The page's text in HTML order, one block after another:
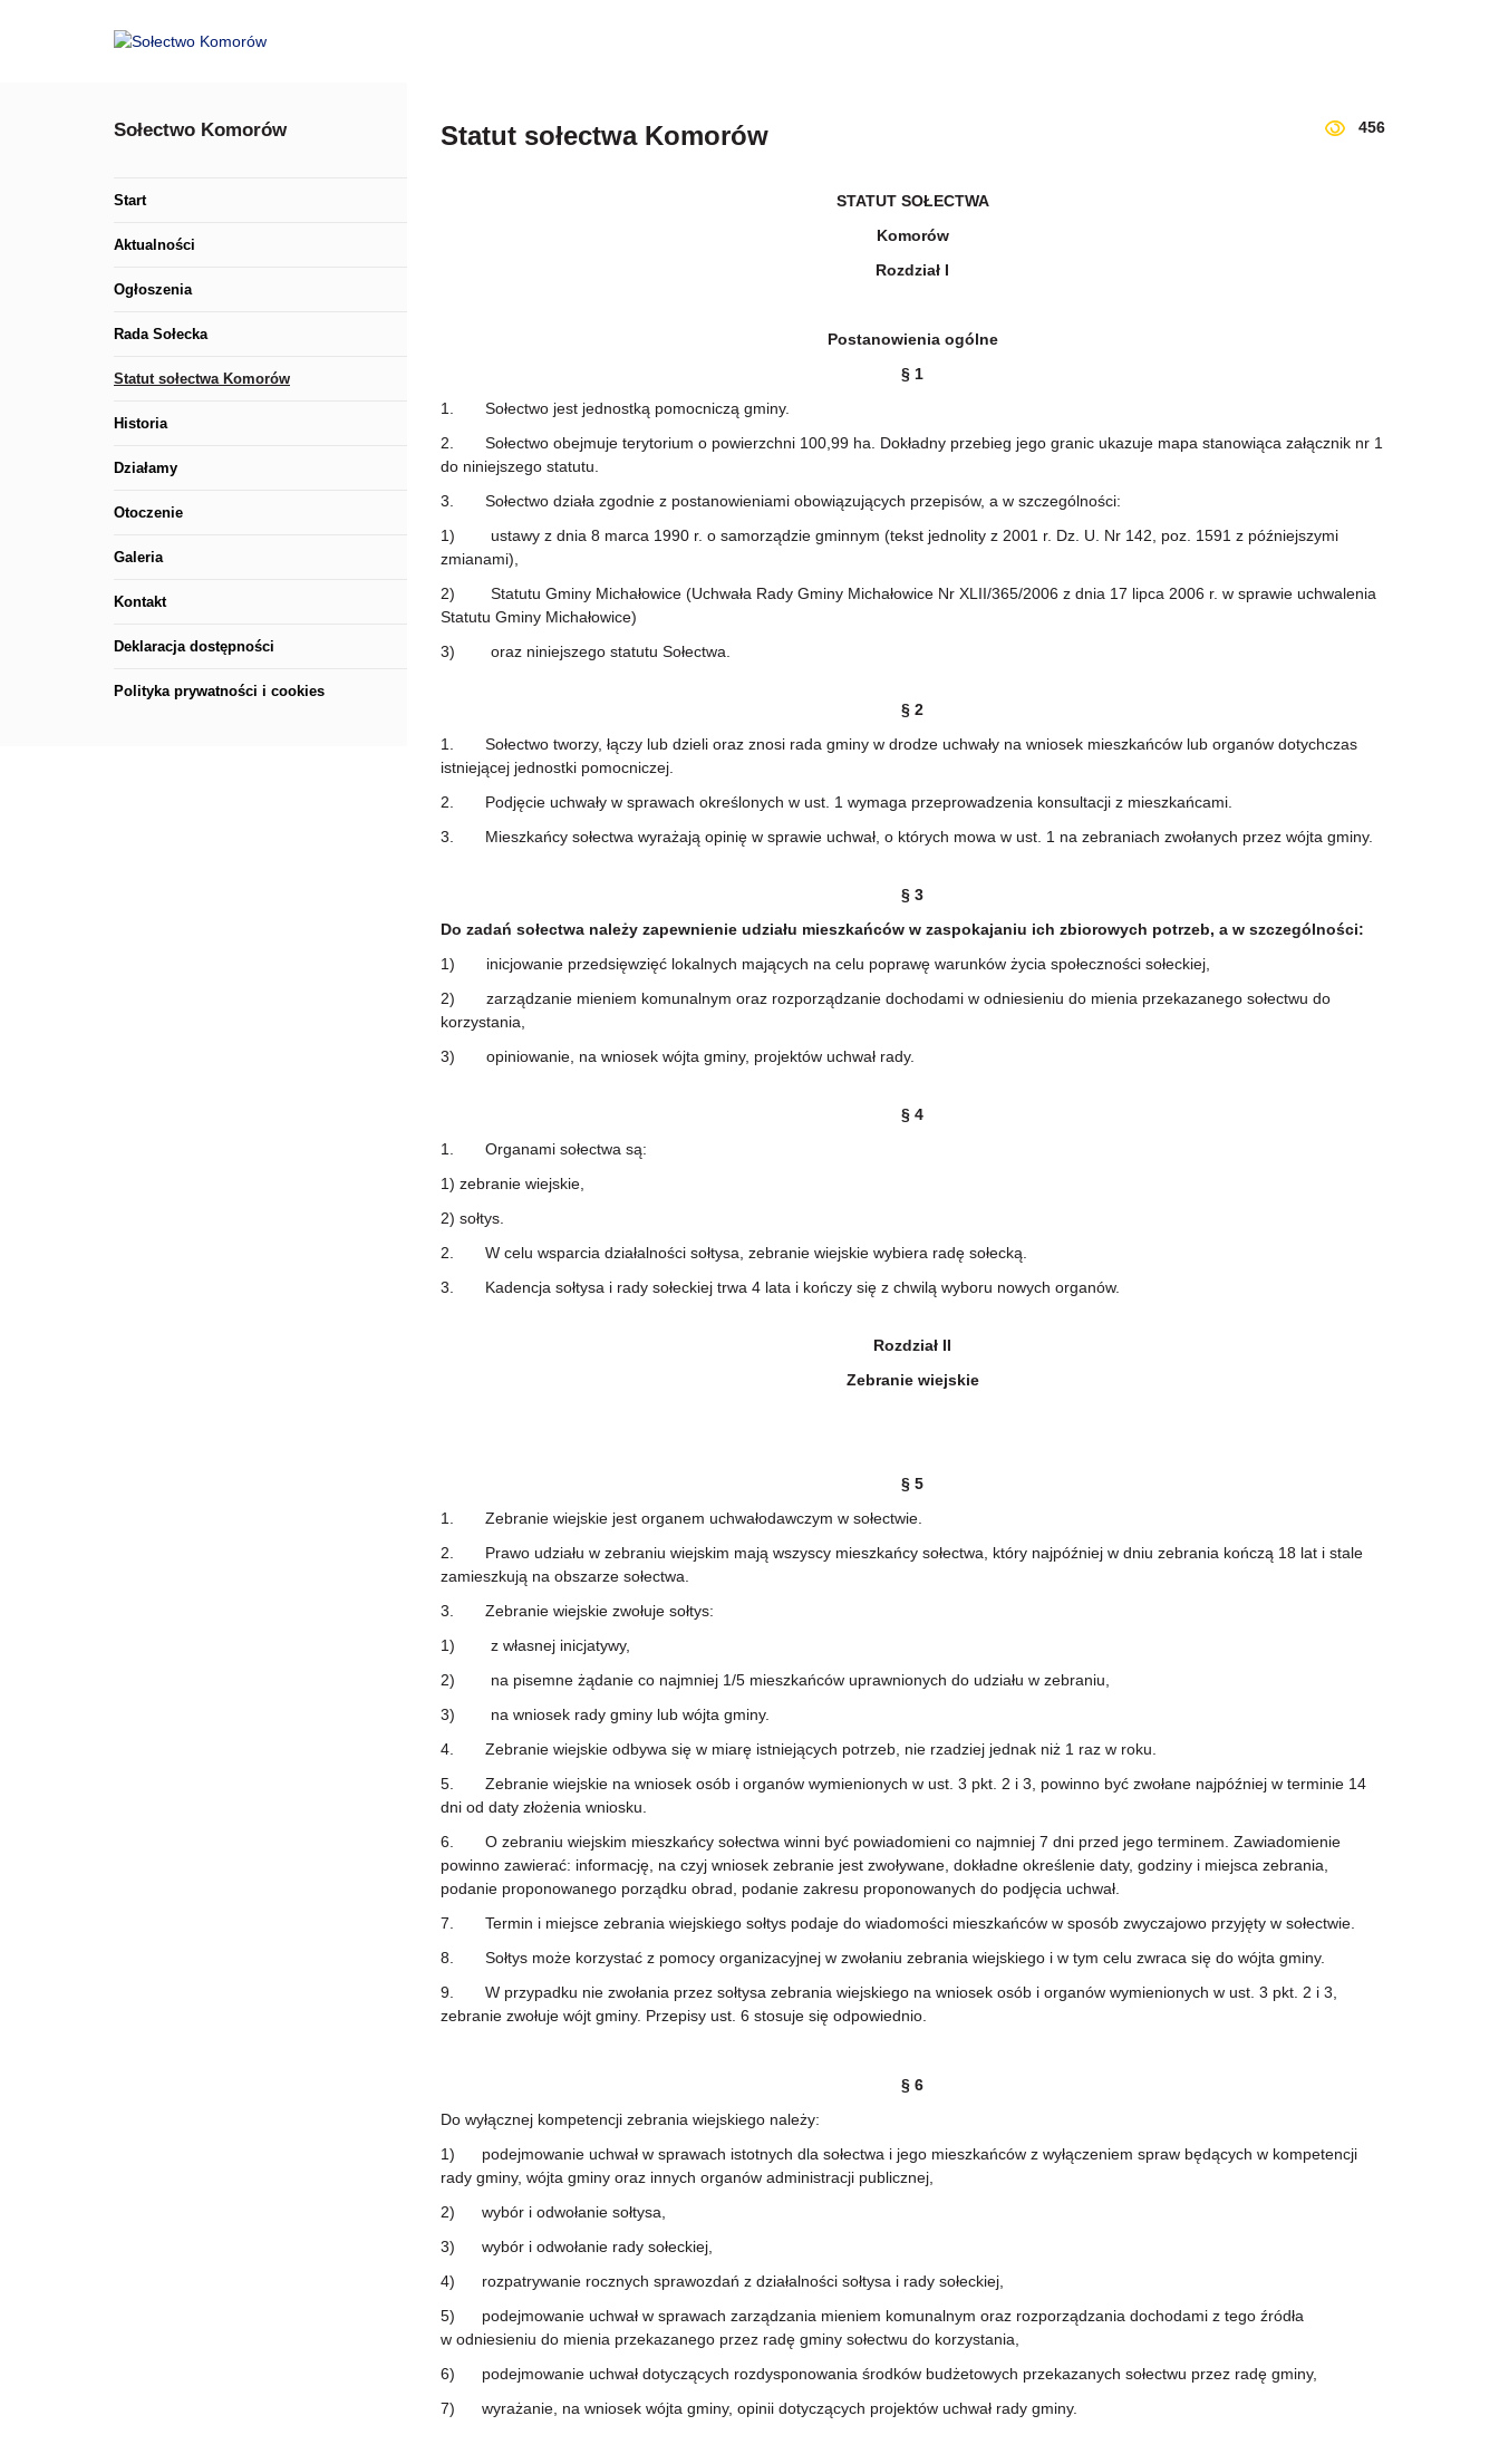
Sołectwo Komorów
Start
Aktualności
Ogłoszenia
Rada Sołecka
Statut sołectwa Komorów
Historia
Działamy
Otoczenie
Galeria
Kontakt
Deklaracja dostępności
Polityka prywatności i cookies
456
Statut sołectwa Komorów
STATUT SOŁECTWA
Komorów
Rozdział I
Postanowienia ogólne
§ 1
1. Sołectwo jest jednostką pomocniczą gminy.
2. Sołectwo obejmuje terytorium o powierzchni 100,99 ha. Dokładny przebieg jego granic ukazuje mapa stanowiąca załącznik nr 1
do niniejszego statutu.
3. Sołectwo działa zgodnie z postanowieniami obowiązujących przepisów, a w szczególności:
1) ustawy z dnia 8 marca 1990 r. o samorządzie gminnym (tekst jednolity z 2001 r. Dz. U. Nr 142, poz. 1591 z późniejszymi
zmianami),
2) Statutu Gminy Michałowice (Uchwała Rady Gminy Michałowice Nr XLII/365/2006 z dnia 17 lipca 2006 r. w sprawie uchwalenia
Statutu Gminy Michałowice)
3) oraz niniejszego statutu Sołectwa.
§ 2
1. Sołectwo tworzy, łączy lub dzieli oraz znosi rada gminy w drodze uchwały na wniosek mieszkańców lub organów dotychczas
istniejącej jednostki pomocniczej.
2. Podjęcie uchwały w sprawach określonych w ust. 1 wymaga przeprowadzenia konsultacji z mieszkańcami.
3. Mieszkańcy sołectwa wyrażają opinię w sprawie uchwał, o których mowa w ust. 1 na zebraniach zwołanych przez wójta gminy.
§ 3
Do zadań sołectwa należy zapewnienie udziału mieszkańców w zaspokajaniu ich zbiorowych potrzeb, a w szczególności:
1) inicjowanie przedsięwzięć lokalnych mających na celu poprawę warunków życia społeczności sołeckiej,
2) zarządzanie mieniem komunalnym oraz rozporządzanie dochodami w odniesieniu do mienia przekazanego sołectwu do
korzystania,
3) opiniowanie, na wniosek wójta gminy, projektów uchwał rady.
§ 4
1. Organami sołectwa są:
1) zebranie wiejskie,
2) sołtys.
2. W celu wsparcia działalności sołtysa, zebranie wiejskie wybiera radę sołecką.
3. Kadencja sołtysa i rady sołeckiej trwa 4 lata i kończy się z chwilą wyboru nowych organów.
Rozdział II
Zebranie wiejskie
§ 5
1. Zebranie wiejskie jest organem uchwałodawczym w sołectwie.
2. Prawo udziału w zebraniu wiejskim mają wszyscy mieszkańcy sołectwa, który najpóźniej w dniu zebrania kończą 18 lat i stale
zamieszkują na obszarze sołectwa.
3. Zebranie wiejskie zwołuje sołtys:
1) z własnej inicjatywy,
2) na pisemne żądanie co najmniej 1/5 mieszkańców uprawnionych do udziału w zebraniu,
3) na wniosek rady gminy lub wójta gminy.
4. Zebranie wiejskie odbywa się w miarę istniejących potrzeb, nie rzadziej jednak niż 1 raz w roku.
5. Zebranie wiejskie na wniosek osób i organów wymienionych w ust. 3 pkt. 2 i 3, powinno być zwołane najpóźniej w terminie 14
dni od daty złożenia wniosku.
6. O zebraniu wiejskim mieszkańcy sołectwa winni być powiadomieni co najmniej 7 dni przed jego terminem. Zawiadomienie
powinno zawierać: informację, na czyj wniosek zebranie jest zwoływane, dokładne określenie daty, godziny i miejsca zebrania,
podanie proponowanego porządku obrad, podanie zakresu proponowanych do podjęcia uchwał.
7. Termin i miejsce zebrania wiejskiego sołtys podaje do wiadomości mieszkańców w sposób zwyczajowo przyjęty w sołectwie.
8. Sołtys może korzystać z pomocy organizacyjnej w zwołaniu zebrania wiejskiego i w tym celu zwraca się do wójta gminy.
9. W przypadku nie zwołania przez sołtysa zebrania wiejskiego na wniosek osób i organów wymienionych w ust. 3 pkt. 2 i 3,
zebranie zwołuje wójt gminy. Przepisy ust. 6 stosuje się odpowiednio.
§ 6
Do wyłącznej kompetencji zebrania wiejskiego należy:
1) podejmowanie uchwał w sprawach istotnych dla sołectwa i jego mieszkańców z wyłączeniem spraw będących w kompetencji
rady gminy, wójta gminy oraz innych organów administracji publicznej,
2) wybór i odwołanie sołtysa,
3) wybór i odwołanie rady sołeckiej,
4) rozpatrywanie rocznych sprawozdań z działalności sołtysa i rady sołeckiej,
5) podejmowanie uchwał w sprawach zarządzania mieniem komunalnym oraz rozporządzania dochodami z tego źródła
w odniesieniu do mienia przekazanego przez radę gminy sołectwu do korzystania,
6) podejmowanie uchwał dotyczących rozdysponowania środków budżetowych przekazanych sołectwu przez radę gminy,
7) wyrażanie, na wniosek wójta gminy, opinii dotyczących projektów uchwał rady gminy.